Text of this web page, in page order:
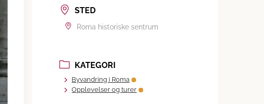
STED
Roma historiske sentrum
KATEGORI
Byvandring i Roma
Opplevelser og turer